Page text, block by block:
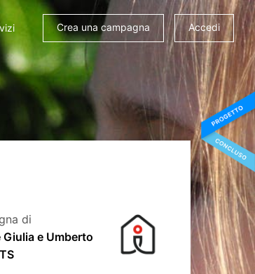
Crea una campagna Accedi
di
Giulia e Umberto